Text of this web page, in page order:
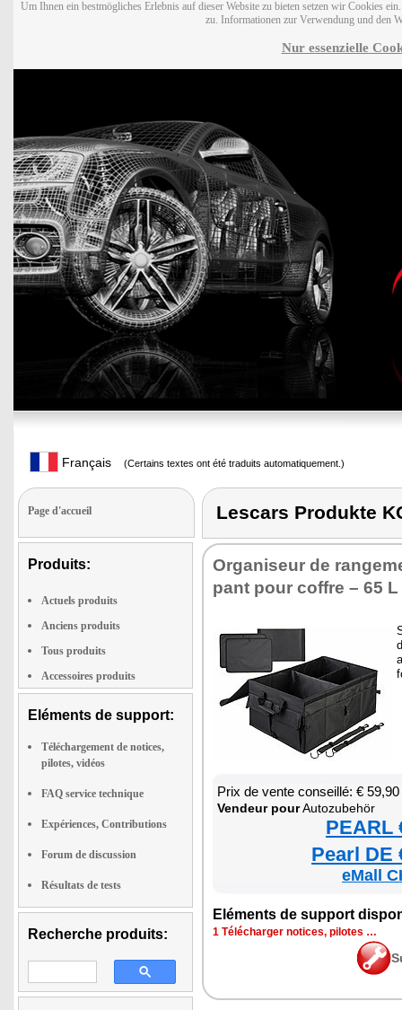
Um Ihnen ein bestmögliches Erlebnis auf dieser Website zu bieten setzen wir Cookies
zu. Informationen zur Verwendung und den
Nur essenzielle
Français (Certains textes ont été traduits automatiquement.)
Page d'accueil
Produits:
Actuels produits
Anciens produits
Tous produits
Accessoires produits
Eléments de support:
Téléchargement de notices,
pilotes, vidéos
FAQ service technique
Expériences, Contributions
Forum de discussion
Résultats de tests
Recherche produits:
Lescars Produkte
Orga­ni­seur de
pant pour coffre – 65 L
Prix de vente conseillé: € 59,90
Ven­deur pourAuto­zu­behör
PEARL
Pearl DE
eMall
Elé­ments de sup­port
1 Télé­char­ger notices, pilotes …